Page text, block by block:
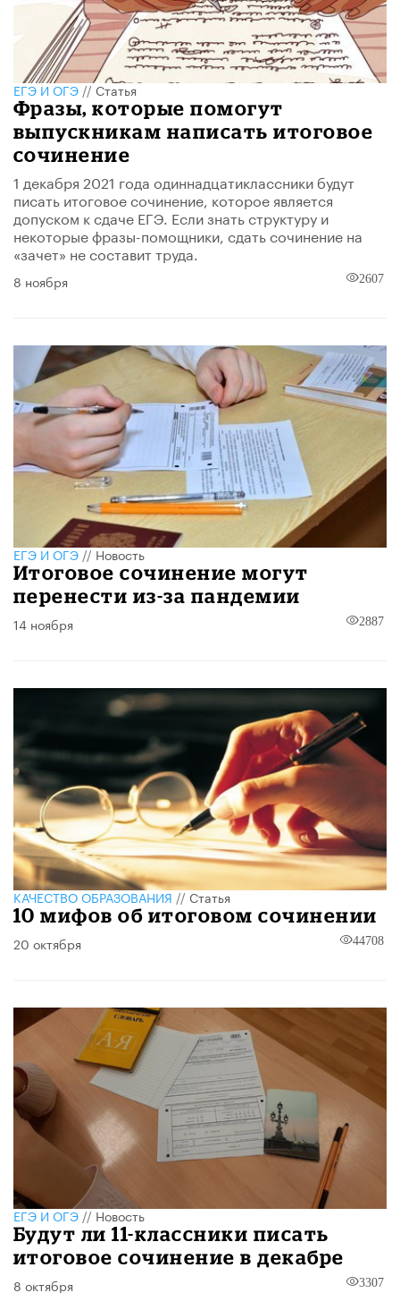
ЕГЭ И ОГЭ//Статья
Фразы, которые помогут
выпускникам написать итоговое
сочинение
1 декабря 2021 года одиннадцатиклассники будут
писать итоговое сочинение, которое является
допуском к сдаче ЕГЭ. Если знать структуру и
некоторые фразы-помощники, сдать сочинение на
«зачет» не составит труда.
8 ноября 2607
ЕГЭ И ОГЭ//Новость
Итоговое сочинение могут
перенести из-за пандемии
14 ноября 2887
КАЧЕСТВО ОБРАЗОВАНИЯ//Статья
10 мифов об итоговом сочинении
20 октября 44708
ЕГЭ И ОГЭ//Новость
Будут ли 11-классники писать
итоговое сочинение в декабре
8 октября 3307